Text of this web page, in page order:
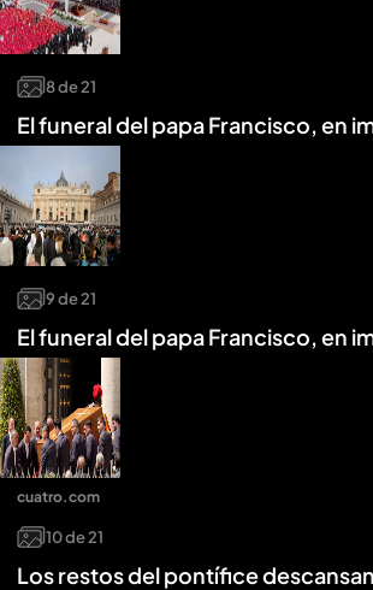
8de21
El funeral del papa Francisco, en
9de21
El funeral del papa Francisco, en
10de21
Los restos del pontífice
cuatro.com